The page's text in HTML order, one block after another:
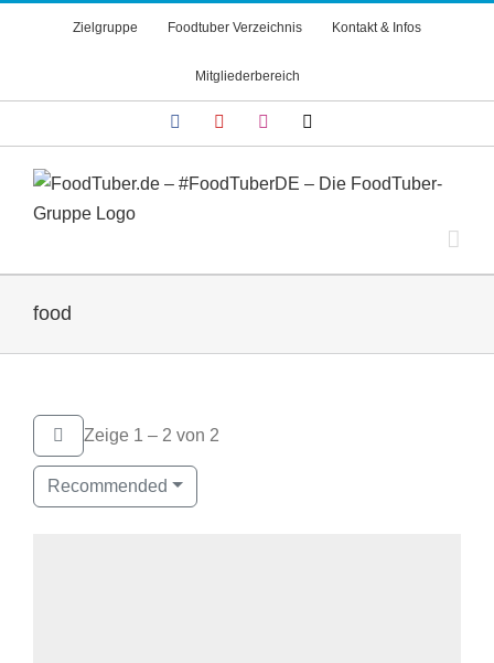
Zielgruppe Foodtuber Verzeichnis Kontakt & Infos
Mitgliederbereich
FacebookYouTubeInstagram
food
Zeige 1 – 2 von 2
Recommended